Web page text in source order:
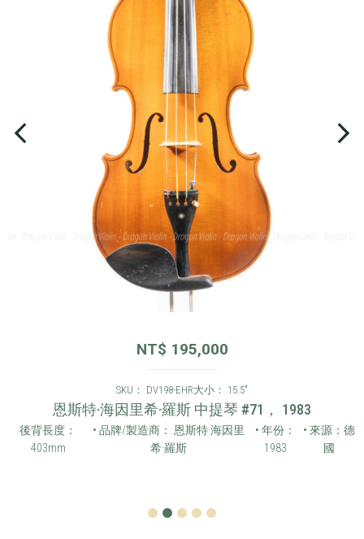
NT$ 195,000
SKU： DV198-EHR大小： 15.5"
恩斯特·海因里希·羅斯 中提琴 #71， 1983
後背長度：
403mm
• 品牌/製造商： 恩斯特·海因里
希·羅斯
• 年份：
1983
• 來源：德
國
4 5